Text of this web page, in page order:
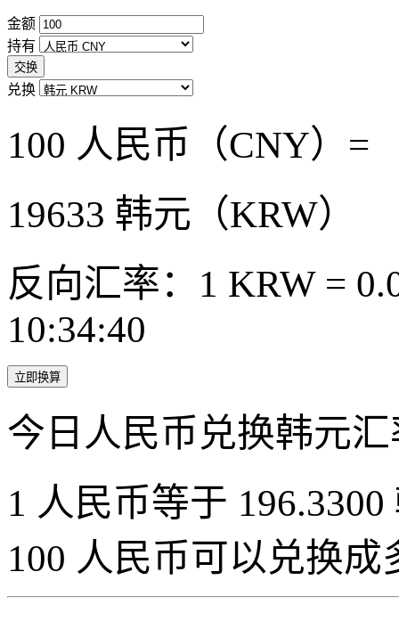
金额
持有
交换
兑换
100 人民币（CNY）=
19633 韩元（KRW）
反向汇率：1 KRW =
10:34:40
立即换算
今日人民币兑换韩元
1 人民币等于
100 人民币可以兑换成